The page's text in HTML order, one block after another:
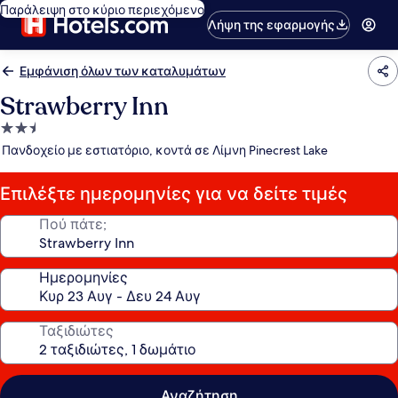
Παράλειψη στο κύριο περιεχόμενο
Λήψη της εφαρμογής
Εμφάνιση όλων των καταλυμάτων
Strawberry Inn
Κατάλυμα
με
αστέρια
Πανδοχείο με εστιατόριο, κοντά σε Λίμνη Pinecrest Lake
Επιλέξτε ημερομηνίες για να δείτε τιμές
Πού πάτε;
Ημερομηνίες
Ταξιδιώτες